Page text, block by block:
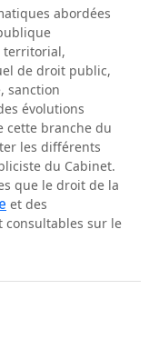
abordées
territorial,
de droit public,
sanction
évolutions
cette branche du
les différents
du Cabinet.
que le droit de la
et des
consultables sur le